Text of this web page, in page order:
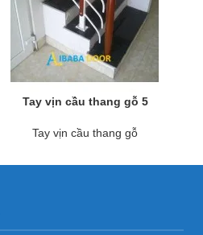
Tay vịn cầu thang gỗ 5
Tay vịn cầu thang gỗ